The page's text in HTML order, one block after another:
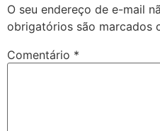
O seu endereço de e-mail
obrigatórios são marcados
Comentário *